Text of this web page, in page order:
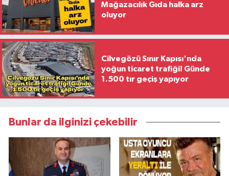
Mağazacılık Gıda halka arz
oluyor
Cilvegözü Sınır Kapısı'nda
yoğun ticaret trafiği! Günde
1.500 tır geçiş yapıyor
Bunlar da ilginizi çekebilir